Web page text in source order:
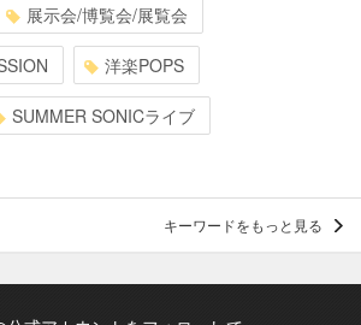
展示会/博覧会/展覧会
洋楽POPS
SUMMER SONICライブ
キーワードをもっと見る